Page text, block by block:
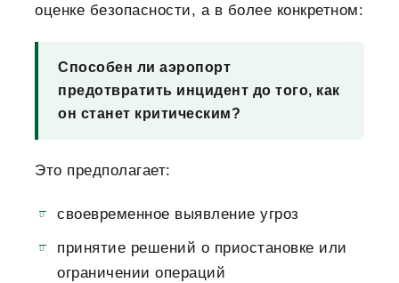
оценке безопасности, а в более конкретном:
Способен ли аэропорт
предотвратить инцидент до того, как
он станет критическим?
Это предполагает:
своевременное выявление угроз
принятие решений о приостановке или
ограничении операций